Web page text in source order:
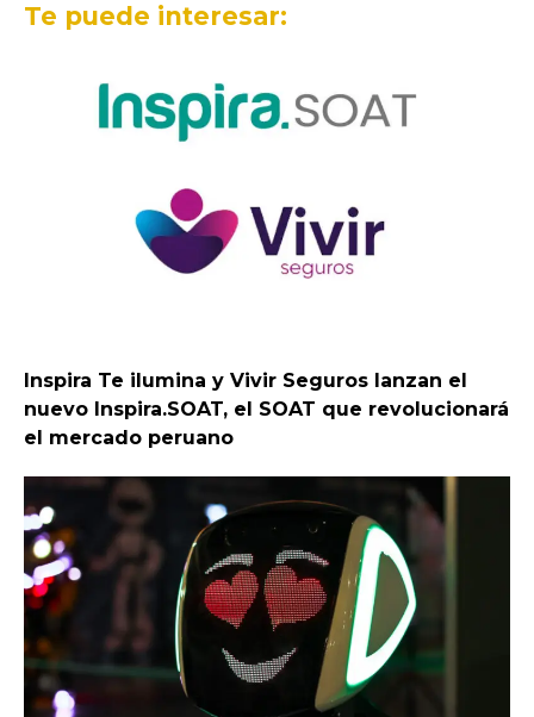
Te puede interesar:
Inspira Te ilumina y Vivir Seguros lanzan el
nuevo Inspira.SOAT, el SOAT que revolucionará
el mercado peruano